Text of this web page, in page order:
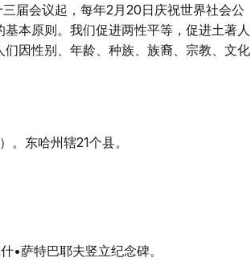
届会议起，每年2月20日庆祝世界社会公
本原则。我们促进两性平等，促进土著人
因性别、年龄、种族、族裔、宗教、文化
东哈州辖21个县。
•萨特巴耶夫竖立纪念碑。